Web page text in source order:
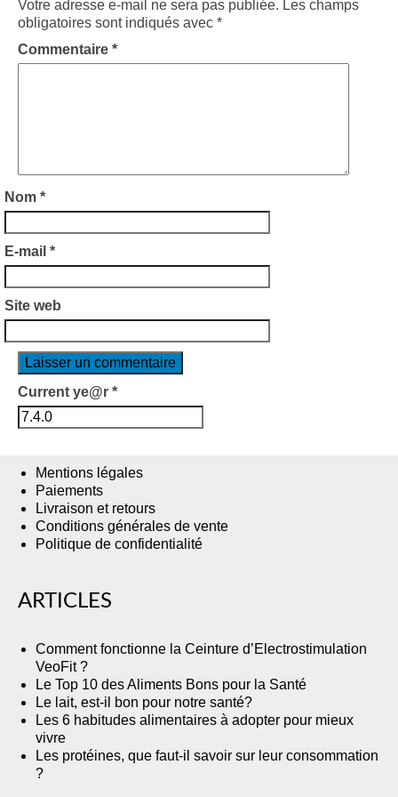
Votre adresse e-mail ne sera pas publiée. Les champs
obligatoires sont indiqués avec *
Commentaire *
Nom *
E-mail *
Site web
Current ye@r *
Mentions légales
Paiements
Livraison et retours
Conditions générales de vente
Politique de confidentialité
ARTICLES
Comment fonctionne la Ceinture d’Electrostimulation
VeoFit ?
Le Top 10 des Aliments Bons pour la Santé
Le lait, est-il bon pour notre santé?
Les 6 habitudes alimentaires à adopter pour mieux
vivre
Les protéines, que faut-il savoir sur leur consommation
?